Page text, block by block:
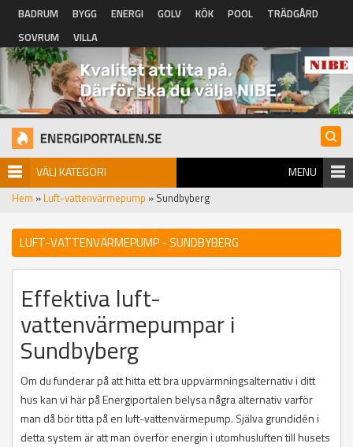
Hoppa till huvudinnehåll
BADRUM BYGG ENERGI GOLV KÖK POOL
TRÄDGÅRD
SOVRUM
VILLA
VÄLJ KATEGORI MENU
Hem » Luft-vattenvärmepump » Sundbyberg
LUFT-VATTENVÄRMEPUMP - SUNDBYBERG
Effektiva luft-
vattenvärmepumpar i
Sundbyberg
Om du funderar på att hitta ett bra uppvärmningsalternativ i ditt
hus kan vi här på Energiportalen belysa några alternativ varför
man då bör titta på en luft-vattenvärmepump. Själva grundidén i
detta system är att man överför energin i utomhusluften till husets